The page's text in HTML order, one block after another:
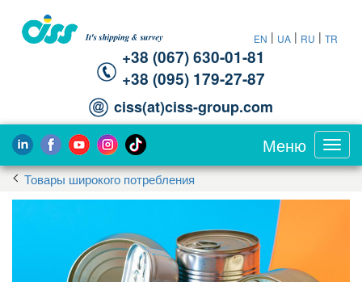
+38 (067) 630-01-81
+38 (095) 179-27-87
ciss(at)ciss-group.com
EN | UA | RU | TR
Меню
Товары широкого потребления